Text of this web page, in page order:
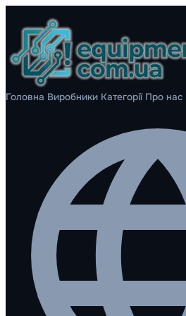
Головна Виробники Категорії Про нас